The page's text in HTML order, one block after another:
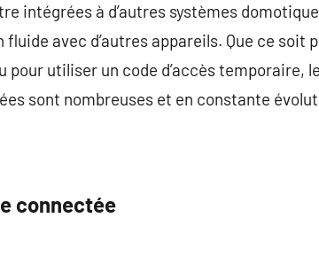
intégrées à d’autres systèmes
avec d’autres appareils. Que ce soit
pour utiliser un code d’accès temporaire,
sont nombreuses et en constante
connectée